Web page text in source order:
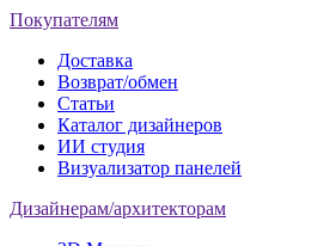
Покупателям
Доставка
Возврат/обмен
Статьи
Каталог дизайнеров
ИИ студия
Визуализатор панелей
Дизайнерам/архитекторам